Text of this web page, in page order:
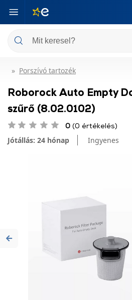
Porszívó tartozék
Roborock Auto Empty
szűrő (8.02.0102)
0 (0 értékelés)
Jótállás: 24 hónap Ingyenes
Previous